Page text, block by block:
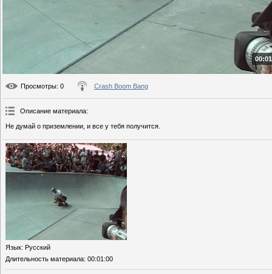
Просмотры: 0 Crash Boom Bang
Описание материала:
Не думай о приземлении, и все у тебя получится.
Язык: Русский
Длительность материала: 00:01:00